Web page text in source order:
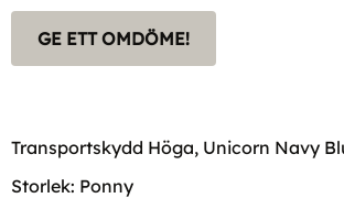
GE ETT OMDÖME!
Transportskydd Höga, Unicorn Navy
Storlek: Ponny